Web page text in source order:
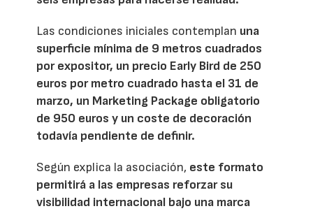
Las condiciones iniciales contemplan una
superficie mínima de 9 metros cuadrados
por expositor, un precio Early Bird de 250
euros por metro cuadrado hasta el 31 de
marzo, un Marketing Package obligatorio
de 950 euros y un coste de decoración
todavía pendiente de definir.
Según explica la asociación, este formato
permitirá a las empresas reforzar su
visibilidad internacional bajo una marca